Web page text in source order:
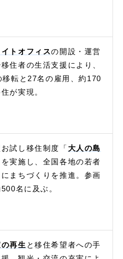
トオフィスの開設・運営
住者の生活支援により、
移転と27名の雇用、約170
が実現。
試し移住制度「 大人の島
を実施し、全国各地の若者
にまちづくりを推進。参画
名に及ぶ。
再生 と移住希望者への手